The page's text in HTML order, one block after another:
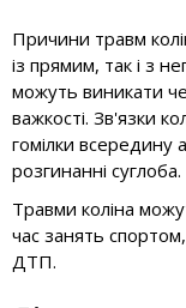
Причини травм
із прямим, так і з
можуть виникати
важкості. Зв'язки
гомілки всередину
розгинанні суглоба.
Травми коліна
час занять
ДТП.